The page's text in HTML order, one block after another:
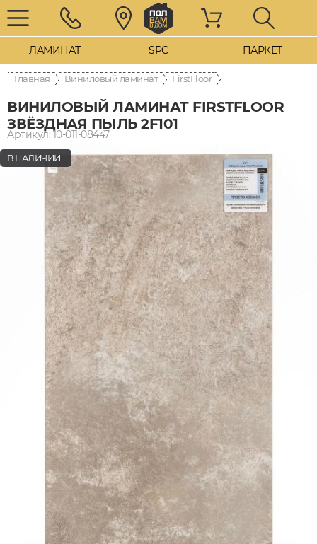
ЛАМИНАТ SPC ПАРКЕТ
Главная Виниловый ламинат FirstFloor
ВИНИЛОВЫЙ ЛАМИНАТ FIRSTFLOOR
ЗВЁЗДНАЯ ПЫЛЬ 2F101
Артикул: 10-011-08447
В НАЛИЧИИ